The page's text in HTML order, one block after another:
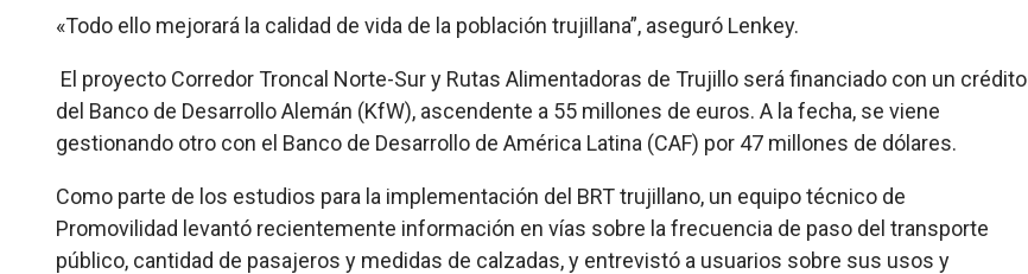
«Todo ello mejorará la calidad de vida de la población trujillana”, aseguró Lenkey.
El proyecto Corredor Troncal Norte-Sur y Rutas Alimentadoras de Trujillo será financiado con un crédito
del Banco de Desarrollo Alemán (KfW), ascendente a 55 millones de euros. A la fecha, se viene
gestionando otro con el Banco de Desarrollo de América Latina (CAF) por 47 millones de dólares.
Como parte de los estudios para la implementación del BRT trujillano, un equipo técnico de
Promovilidad levantó recientemente información en vías sobre la frecuencia de paso del transporte
público, cantidad de pasajeros y medidas de calzadas, y entrevistó a usuarios sobre sus usos y